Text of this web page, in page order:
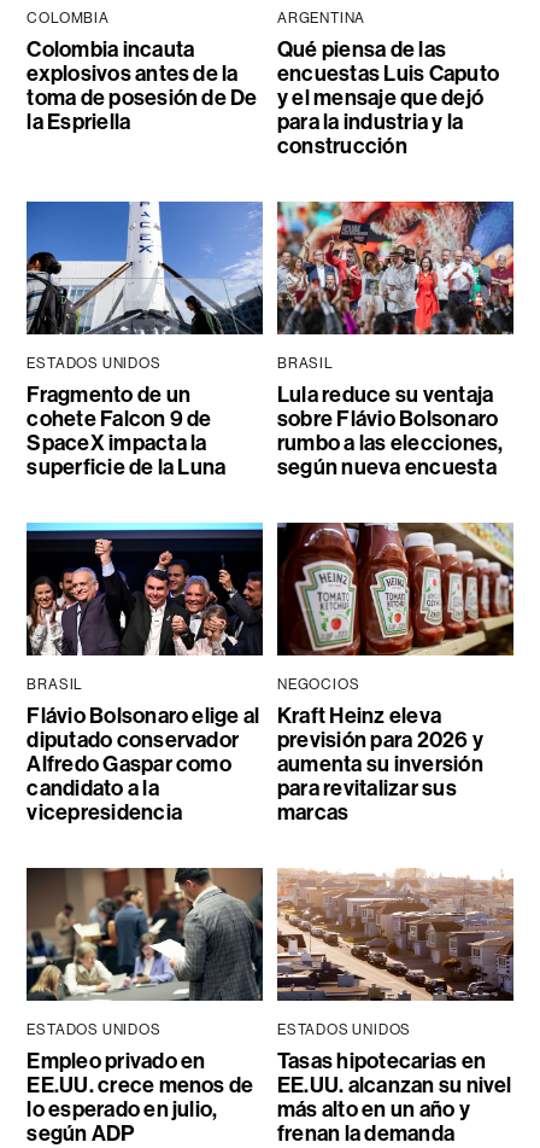
COLOMBIA
Colombia incauta
explosivos antes de la
toma de posesión de De
la Espriella
ARGENTINA
Qué piensa de las
encuestas Luis Caputo
y el mensaje que dejó
para la industria y la
construcción
ESTADOS UNIDOS
Fragmento de un
cohete Falcon 9 de
SpaceX impacta la
superficie de la Luna
BRASIL
Lula reduce su ventaja
sobre Flávio Bolsonaro
rumbo a las elecciones,
según nueva encuesta
BRASIL
Flávio Bolsonaro elige al
diputado conservador
Alfredo Gaspar como
candidato a la
vicepresidencia
NEGOCIOS
Kraft Heinz eleva
previsión para 2026 y
aumenta su inversión
para revitalizar sus
marcas
ESTADOS UNIDOS
Empleo privado en
EE.UU. crece menos de
lo esperado en julio,
según ADP
ESTADOS UNIDOS
Tasas hipotecarias en
EE.UU. alcanzan su nivel
más alto en un año y
frenan la demanda